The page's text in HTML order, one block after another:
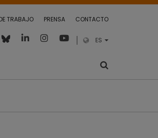
TRABAJO PRENSA CONTACTO
ES